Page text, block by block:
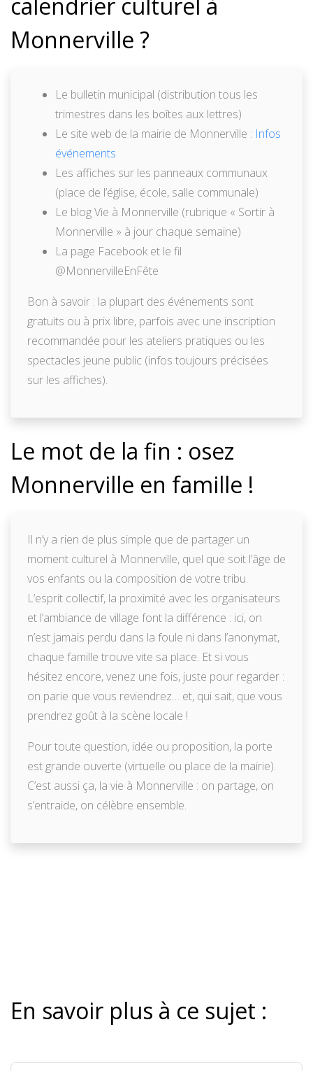
Monnerville ?
Le bulletin municipal (distribution tous les
trimestres dans les boîtes aux lettres)
Le site web de la mairie de Monnerville : Infos
événements
Les affiches sur les panneaux communaux
(place de l’église, école, salle communale)
Le blog Vie à Monnerville (rubrique « Sortir à
Monnerville » à jour chaque semaine)
La page Facebook et le fil
@MonnervilleEnFête
Bon à savoir : la plupart des événements sont
gratuits ou à prix libre, parfois avec une inscription
recommandée pour les ateliers pratiques ou les
spectacles jeune public (infos toujours précisées
sur les affiches).
Le mot de la fin : osez
Monnerville en famille !
Il n’y a rien de plus simple que de partager un
moment culturel à Monnerville, quel que soit l’âge de
vos enfants ou la composition de votre tribu.
L’esprit collectif, la proximité avec les organisateurs
et l’ambiance de village font la différence : ici, on
n’est jamais perdu dans la foule ni dans l’anonymat,
chaque famille trouve vite sa place. Et si vous
hésitez encore, venez une fois, juste pour regarder :
on parie que vous reviendrez… et, qui sait, que vous
prendrez goût à la scène locale !
Pour toute question, idée ou proposition, la porte
est grande ouverte (virtuelle ou place de la mairie).
C’est aussi ça, la vie à Monnerville : on partage, on
s’entraide, on célèbre ensemble.
En savoir plus à ce sujet :